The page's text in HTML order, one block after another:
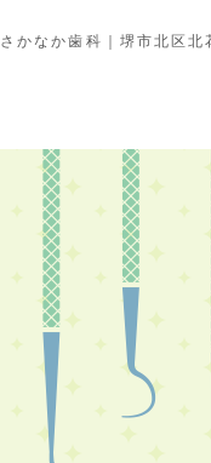
さかなか歯科｜堺市北区